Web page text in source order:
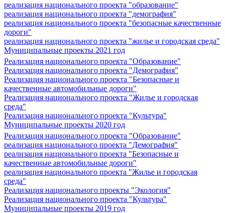
реализация национального проекта "образование"
реализация национального проекта "демография"
реализация национального проекта "безопасные качественные
дороги"
реализация национального проекта "жилье и городская среда"
Муниципальные проекты 2021 год
Реализация национального проекта "Образование"
Реализация национального проекта "Демография"
Реализация национального проекта "Безопасные и
качественные автомобильные дороги"
Реализация национального проекта "Жилье и городская
среда"
Реализация национального проекта "Культура"
Муниципальные проекты 2020 год
Реализация национального проекта "Образование"
реализация национального проекта "Демография"
реализация национального проекта "Безопасные и
качественные автомобильные дороги"
реализация национального проекта "Жилье и городская
среда"
Реализация национального проекты "Экология"
Реализация национального проекта "Культура"
Муниципальные проекты 2019 год